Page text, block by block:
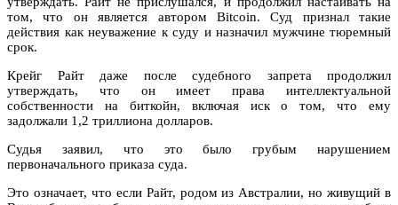
том, что он является автором Bitcoin. Суд признал такие
действия как неуважение к суду и назначил мужчине тюремный
срок.
Крейг Райт даже после судебного запрета продолжил
утверждать, что он имеет права интеллектуальной
собственности на биткойн, включая иск о том, что ему
задолжали 1,2 триллиона долларов.
Судья заявил, что это было грубым нарушением
первоначального приказа суда.
Это означает, что если Райт, родом из Австралии, но живущий в